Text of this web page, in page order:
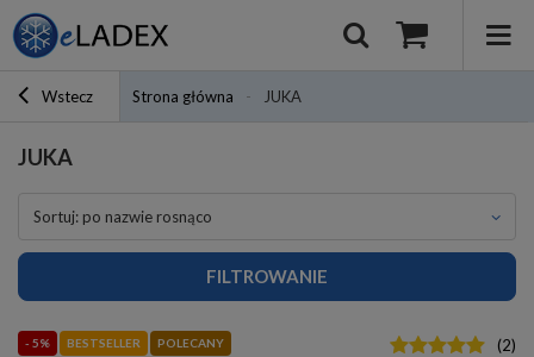
Wstecz Strona główna JUKA
JUKA
sortuj: po nazwie rosnąco
FILTROWANIE
- 5% BESTSELLER POLECANY (2)